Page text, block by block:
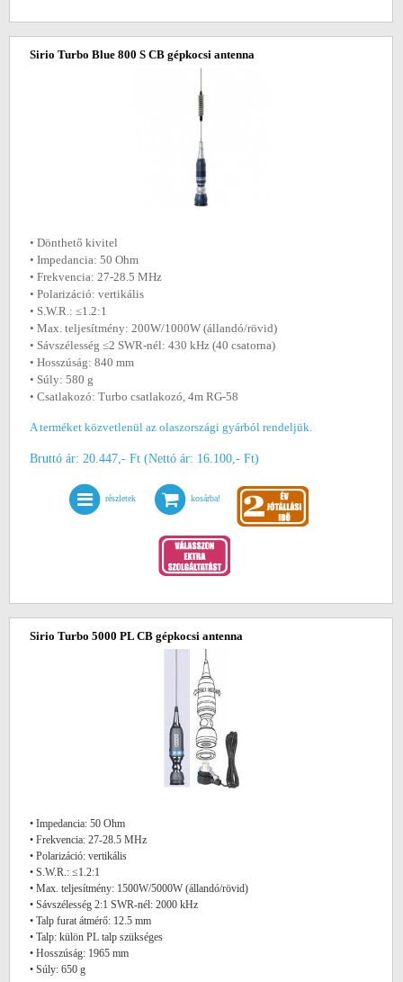
Sirio Turbo Blue 800 S CB gépkocsi antenna
• Dönthető kivitel
• Impedancia: 50 Ohm
• Frekvencia: 27-28.5 MHz
• Polarizáció: vertikális
• S.W.R.: ≤1.2:1
• Max. teljesítmény: 200W/1000W (állandó/rövid)
• Sávszélesség ≤2 SWR-nél: 430 kHz (40 csatorna)
• Hosszúság: 840 mm
• Súly: 580 g
• Csatlakozó: Turbo csatlakozó, 4m RG-58
A terméket közvetlenül az olaszországi gyárból rendeljük.
Bruttó ár: 20.447,- Ft (Nettó ár: 16.100,- Ft)
részletek kosárba!
Sirio Turbo 5000 PL CB gépkocsi antenna
• Impedancia: 50 Ohm
• Frekvencia: 27-28.5 MHz
• Polarizáció: vertikális
• S.W.R.: ≤1.2:1
• Max. teljesítmény: 1500W/5000W (állandó/rövid)
• Sávszélesség 2:1 SWR-nél: 2000 kHz
• Talp furat átmérő: 12.5 mm
• Talp: külön PL talp szükséges
• Hosszúság: 1965 mm
• Súly: 650 g